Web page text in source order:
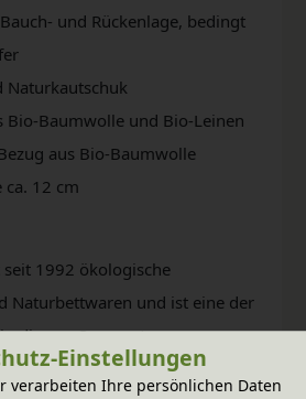
und Rückenlage, bedingt
Naturkautschuk
Bio-Baumwolle und Bio-Leinen
aus Bio-Baumwolle
12 cm
1992 ökologische
Naturbettwaren und ist eine der
diesem Segment.
Einstellungen
verarbeiten Ihre persönlichen Daten